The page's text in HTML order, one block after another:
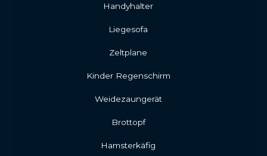
Handyhalter
Liegesofa
Zeltplane
Kinder Regenschirm
Weidezaungerät
Brottopf
Hamsterkäfig